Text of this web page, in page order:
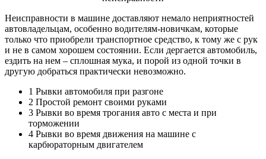
Неисправности в машине доставляют немало неприятностей
автовладельцам, особенно водителям-новичкам, которые
только что приобрели транспортное средство, к тому же с рук
и не в самом хорошем состоянии. Если дергается автомобиль,
ездить на нем – сплошная мука, и порой из одной точки в
другую добраться практически невозможно.
1 Рывки автомобиля при разгоне
2 Простой ремонт своими руками
3 Рывки во время трогания авто с места и при
торможении
4 Рывки во время движения на машине с
карбюраторным двигателем